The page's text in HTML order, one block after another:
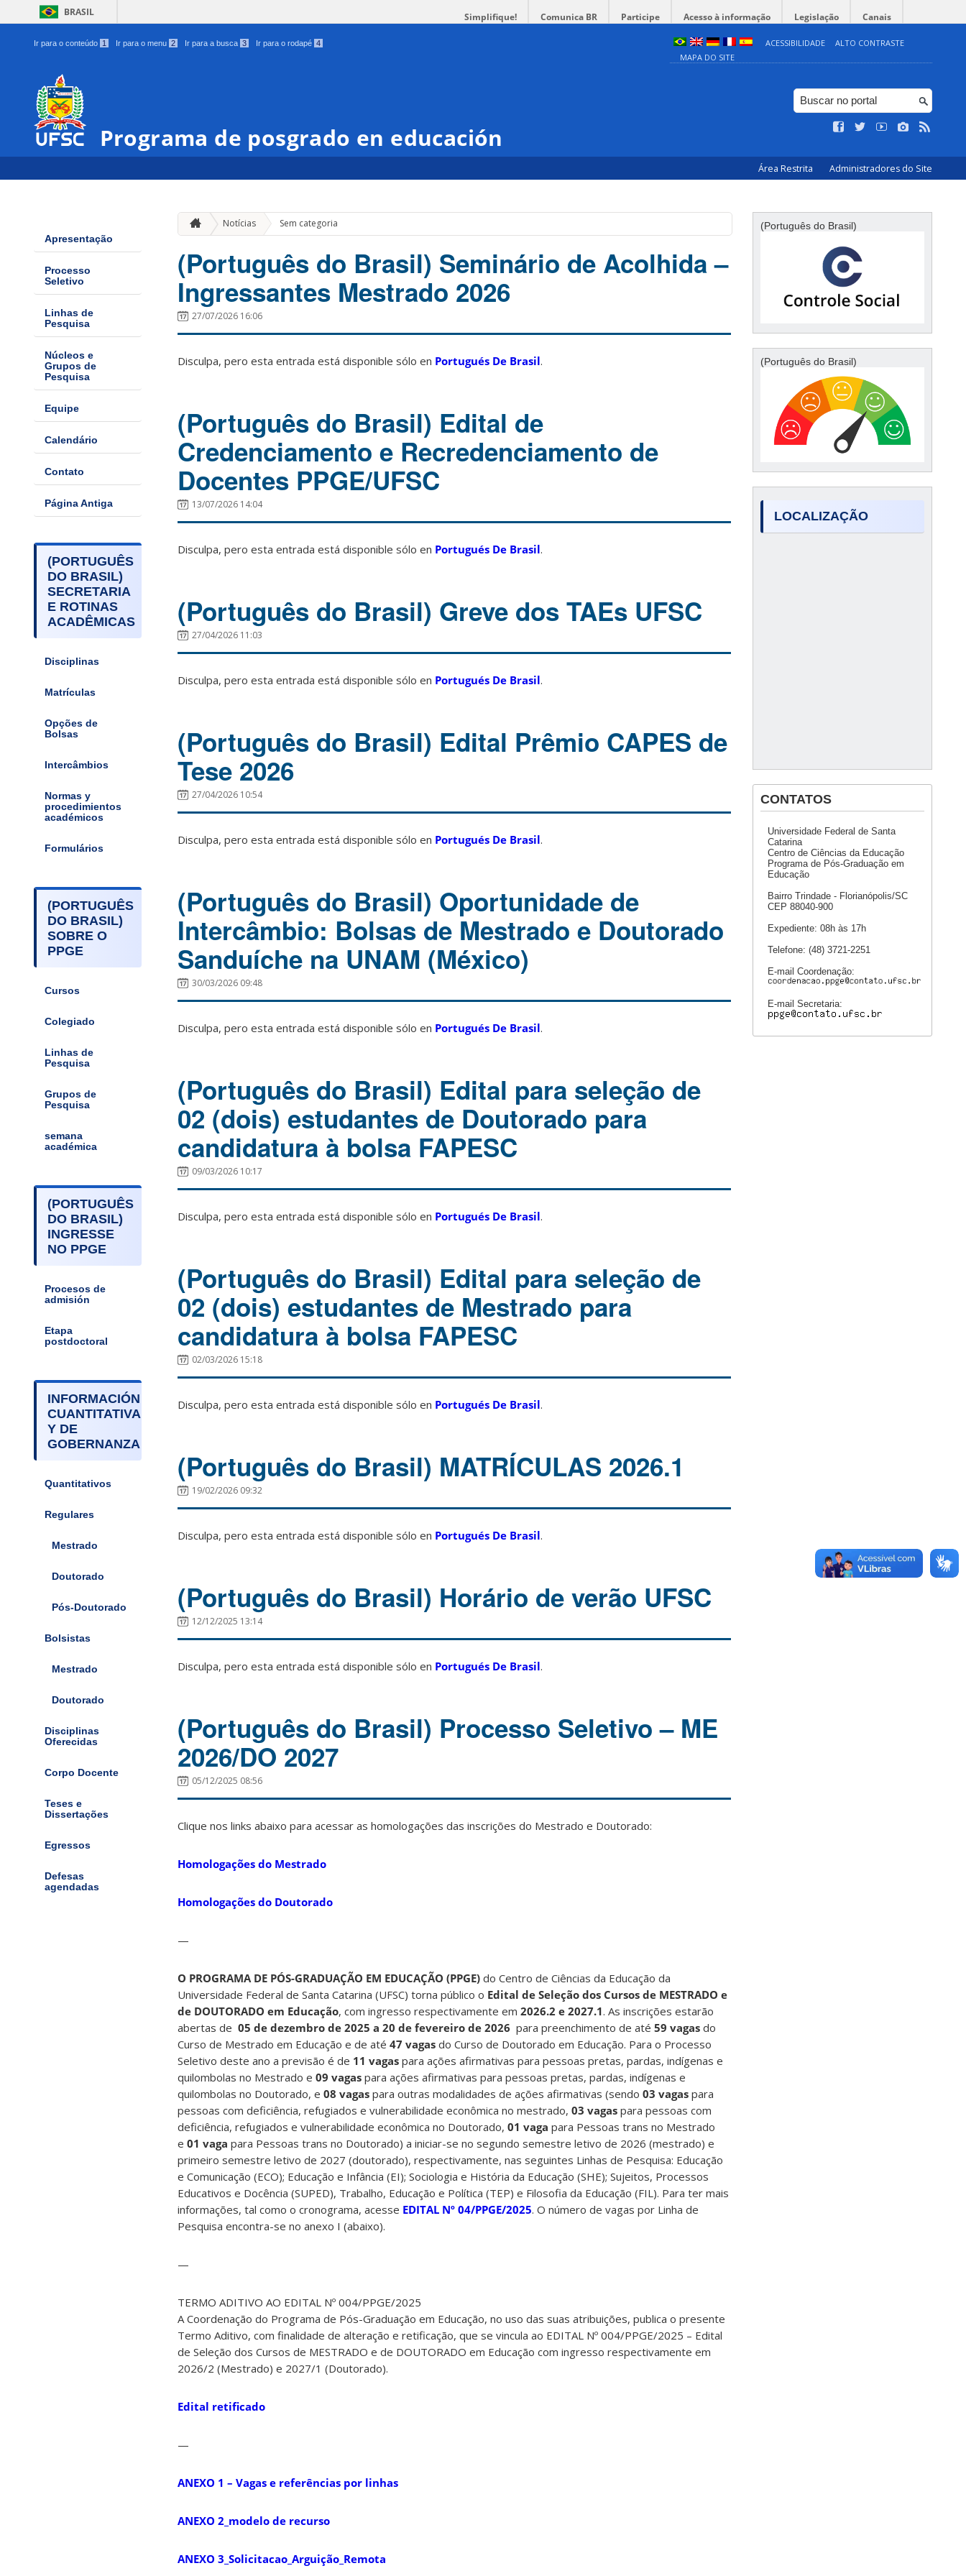
BRASIL Simplifique! Comunica BR Participe Acesso à informação Legislação Canais
Ir para o conteúdo 1 Ir para o menu 2 Ir para a busca 3 Ir para o rodapé 4 ACESSIBILIDADE
ALTO CONTRASTE
MAPA DO SITE
Programa de posgrado en educación
Área Restrita Administradores do Site
Apresentação
Processo
Seletivo
Linhas de
Pesquisa
Núcleos e
Grupos de
Pesquisa
Equipe
Calendário
Contato
Página Antiga
(PORTUGUÊS
DO BRASIL)
SECRETARIA
E ROTINAS
ACADÊMICAS
Disciplinas
Matrículas
Opções de
Bolsas
Intercâmbios
Normas y
procedimientos
académicos
Formulários
(PORTUGUÊS
DO BRASIL)
SOBRE O
PPGE
Cursos
Colegiado
Linhas de
Pesquisa
Grupos de
Pesquisa
semana
académica
(PORTUGUÊS
DO BRASIL)
INGRESSE
NO PPGE
Procesos de
admisión
Etapa
postdoctoral
INFORMACIÓN
CUANTITATIVA
Y DE
GOBERNANZA
Quantitativos
Regulares
Mestrado
Doutorado
Pós-Doutorado
Bolsistas
Mestrado
Doutorado
Disciplinas
Oferecidas
Corpo Docente
Teses e
Dissertações
Egressos
Defesas
agendadas
Notícias Sem categoria
(Português do Brasil) Seminário de Acolhida –
Ingressantes Mestrado 2026
27/07/2026 16:06
Disculpa, pero esta entrada está disponible sólo en Portugués De Brasil.
(Português do Brasil) Edital de
Credenciamento e Recredenciamento de
Docentes PPGE/UFSC
13/07/2026 14:04
Disculpa, pero esta entrada está disponible sólo en Portugués De Brasil.
(Português do Brasil) Greve dos TAEs UFSC
27/04/2026 11:03
Disculpa, pero esta entrada está disponible sólo en Portugués De Brasil.
(Português do Brasil) Edital Prêmio CAPES de
Tese 2026
27/04/2026 10:54
Disculpa, pero esta entrada está disponible sólo en Portugués De Brasil.
(Português do Brasil) Oportunidade de
Intercâmbio: Bolsas de Mestrado e Doutorado
Sanduíche na UNAM (México)
30/03/2026 09:48
Disculpa, pero esta entrada está disponible sólo en Portugués De Brasil.
(Português do Brasil) Edital para seleção de
02 (dois) estudantes de Doutorado para
candidatura à bolsa FAPESC
09/03/2026 10:17
Disculpa, pero esta entrada está disponible sólo en Portugués De Brasil.
(Português do Brasil) Edital para seleção de
02 (dois) estudantes de Mestrado para
candidatura à bolsa FAPESC
02/03/2026 15:18
Disculpa, pero esta entrada está disponible sólo en Portugués De Brasil.
(Português do Brasil) MATRÍCULAS 2026.1
19/02/2026 09:32
Disculpa, pero esta entrada está disponible sólo en Portugués De Brasil.
(Português do Brasil) Horário de verão UFSC
12/12/2025 13:14
Disculpa, pero esta entrada está disponible sólo en Portugués De Brasil.
(Português do Brasil) Processo Seletivo – ME
2026/DO 2027
05/12/2025 08:56
Clique nos links abaixo para acessar as homologações das inscrições do Mestrado e Doutorado:
Homologações do Mestrado
Homologações do Doutorado
—
O PROGRAMA DE PÓS-GRADUAÇÃO EM EDUCAÇÃO (PPGE) do Centro de Ciências da Educação da
Universidade Federal de Santa Catarina (UFSC) torna público o Edital de Seleção dos Cursos de MESTRADO e
de DOUTORADO em Educação, com ingresso respectivamente em 2026.2 e 2027.1. As inscrições estarão
abertas de 05 de dezembro de 2025 a 20 de fevereiro de 2026 para preenchimento de até 59 vagas do
Curso de Mestrado em Educação e de até 47 vagas do Curso de Doutorado em Educação. Para o Processo
Seletivo deste ano a previsão é de 11 vagas para ações afirmativas para pessoas pretas, pardas, indígenas e
quilombolas no Mestrado e 09 vagas para ações afirmativas para pessoas pretas, pardas, indígenas e
quilombolas no Doutorado, e 08 vagas para outras modalidades de ações afirmativas (sendo 03 vagas para
pessoas com deficiência, refugiados e vulnerabilidade econômica no mestrado, 03 vagas para pessoas com
deficiência, refugiados e vulnerabilidade econômica no Doutorado, 01 vaga para Pessoas trans no Mestrado
e 01 vaga para Pessoas trans no Doutorado) a iniciar-se no segundo semestre letivo de 2026 (mestrado) e
primeiro semestre letivo de 2027 (doutorado), respectivamente, nas seguintes Linhas de Pesquisa: Educação
e Comunicação (ECO); Educação e Infância (EI); Sociologia e História da Educação (SHE); Sujeitos, Processos
Educativos e Docência (SUPED), Trabalho, Educação e Política (TEP) e Filosofia da Educação (FIL). Para ter mais
informações, tal como o cronograma, acesse EDITAL Nº 04/PPGE/2025. O número de vagas por Linha de
Pesquisa encontra-se no anexo I (abaixo).
—
TERMO ADITIVO AO EDITAL Nº 004/PPGE/2025
A Coordenação do Programa de Pós-Graduação em Educação, no uso das suas atribuições, publica o presente
Termo Aditivo, com finalidade de alteração e retificação, que se vincula ao EDITAL Nº 004/PPGE/2025 – Edital
de Seleção dos Cursos de MESTRADO e de DOUTORADO em Educação com ingresso respectivamente em
2026/2 (Mestrado) e 2027/1 (Doutorado).
Edital retificado
—
ANEXO 1 – Vagas e referências por linhas
ANEXO 2_modelo de recurso
ANEXO 3_Solicitacao_Arguição_Remota
(Português do Brasil)
(Português do Brasil)
LOCALIZAÇÃO
CONTATOS
Universidade Federal de Santa
Catarina
Centro de Ciências da Educação
Programa de Pós-Graduação em
Educação
Bairro Trindade - Florianópolis/SC
CEP 88040-900
Expediente: 08h às 17h
Telefone: (48) 3721-2251
E-mail Coordenação:
E-mail Secretaria: